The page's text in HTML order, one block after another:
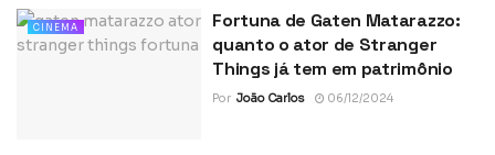
CINEMA
Fortuna de Gaten Matarazzo:
quanto o ator de Stranger
Things já tem em patrimônio
Por João Carlos 06/12/2024